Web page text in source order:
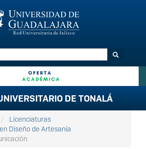
Buscar
DE TONALÁ
Licenciaturas
Diseño de Artesanía